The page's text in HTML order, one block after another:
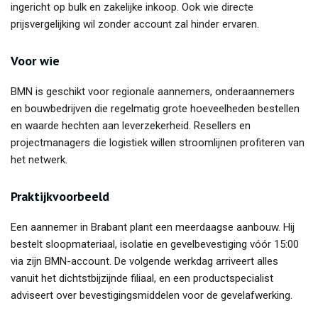
ingericht op bulk en zakelijke inkoop. Ook wie directe
prijsvergelijking wil zonder account zal hinder ervaren.
Voor wie
BMN is geschikt voor regionale aannemers, onderaannemers
en bouwbedrijven die regelmatig grote hoeveelheden bestellen
en waarde hechten aan leverzekerheid. Resellers en
projectmanagers die logistiek willen stroomlijnen profiteren van
het netwerk.
Praktijkvoorbeeld
Een aannemer in Brabant plant een meerdaagse aanbouw. Hij
bestelt sloopmateriaal, isolatie en gevelbevestiging vóór 15:00
via zijn BMN-account. De volgende werkdag arriveert alles
vanuit het dichtstbijzijnde filiaal, en een productspecialist
adviseert over bevestigingsmiddelen voor de gevelafwerking.